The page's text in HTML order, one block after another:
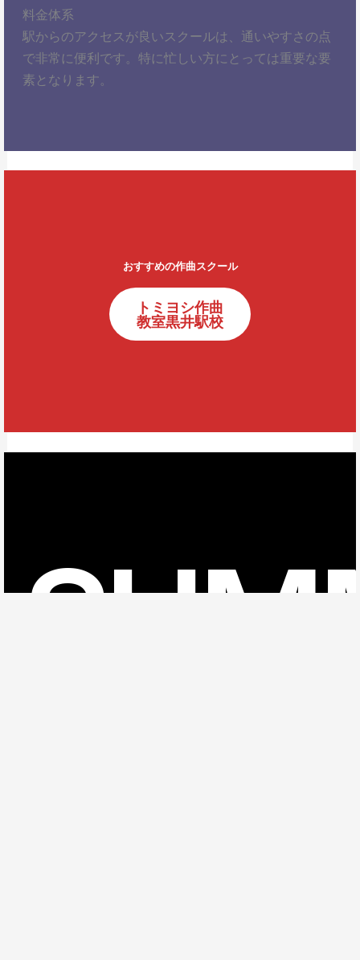
料金体系
駅からのアクセスが良いスクールは、通いやすさの点
で非常に便利です。特に忙しい方にとっては重要な要
素となります。
おすすめの作曲スクール
トミヨシ作曲
教室黒井駅校